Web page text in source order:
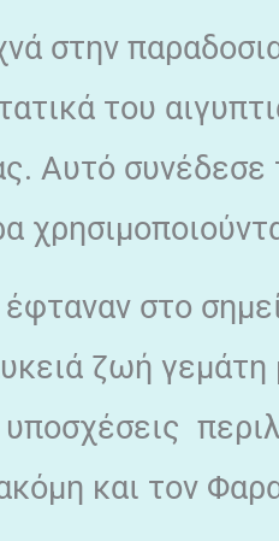
στην
του
Αυτό
στο
ζωή
και τον